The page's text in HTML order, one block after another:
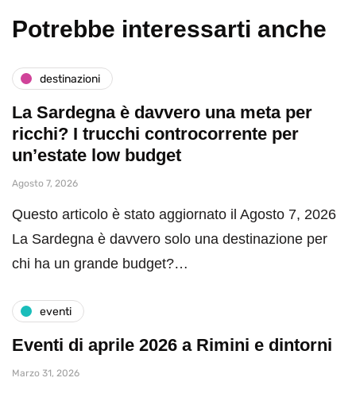
Potrebbe interessarti anche
destinazioni
La Sardegna è davvero una meta per
ricchi? I trucchi controcorrente per
un’estate low budget
Agosto 7, 2026
Questo articolo è stato aggiornato il Agosto 7, 2026
La Sardegna è davvero solo una destinazione per
chi ha un grande budget?…
eventi
Eventi di aprile 2026 a Rimini e dintorni
Marzo 31, 2026